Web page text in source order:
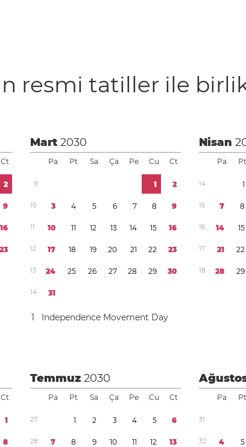
resmi tatiller ile
Ct
2
9
16
23
Mart2030
Pa Pt Sa Ça Pe Cu Ct
9 1 2
10 3 4 5 6 7 8 9
11 10 11 12 13 14 15 16
12 17 18 19 20 21 22 23
13 24 25 26 27 28 29 30
14 31
1 Independence Movement Day
Nisan
Pa Pt
14 1
15 7 8
16 14 15
17 21 22
18 28 29
Ct
1
8
Temmuz2030
Pa Pt Sa Ça Pe Cu Ct
27 1 2 3 4 5 6
28 7 8 9 10 11 12 13
Pa Pt
31
32 4 5